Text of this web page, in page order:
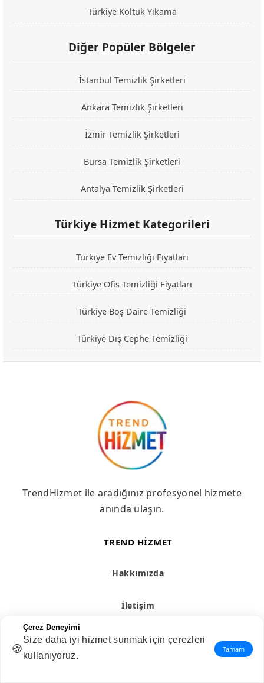
Türkiye Koltuk Yıkama
Diğer Popüler Bölgeler
İstanbul Temizlik Şirketleri
Ankara Temizlik Şirketleri
İzmir Temizlik Şirketleri
Bursa Temizlik Şirketleri
Antalya Temizlik Şirketleri
Türkiye Hizmet Kategorileri
Türkiye Ev Temizliği Fiyatları
Türkiye Ofis Temizliği Fiyatları
Türkiye Boş Daire Temizliği
Türkiye Dış Cephe Temizliği
TrendHizmet ile aradığınız profesyonel hizmete
anında ulaşın.
TREND HIZMET
Hakkımızda
İletişim
Blog
🍪
Çerez Deneyimi
Size daha iyi hizmet sunmak için çerezleri
kullanıyoruz.
Tamam